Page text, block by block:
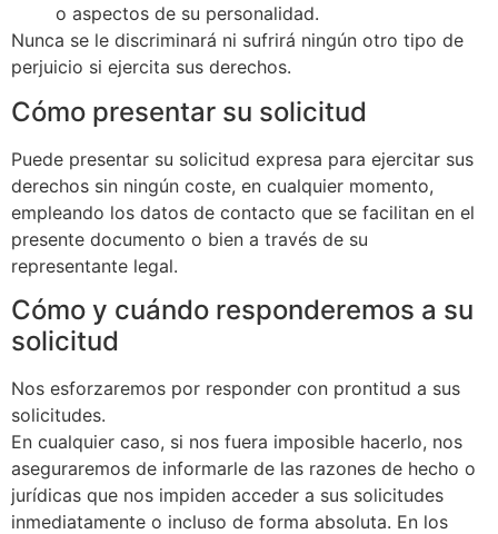
o aspectos de su personalidad.
Nunca se le discriminará ni sufrirá ningún otro tipo de
perjuicio si ejercita sus derechos.
Cómo presentar su solicitud
Puede presentar su solicitud expresa para ejercitar sus
derechos sin ningún coste, en cualquier momento,
empleando los datos de contacto que se facilitan en el
presente documento o bien a través de su
representante legal.
Cómo y cuándo responderemos a su
solicitud
Nos esforzaremos por responder con prontitud a sus
solicitudes.
En cualquier caso, si nos fuera imposible hacerlo, nos
aseguraremos de informarle de las razones de hecho o
jurídicas que nos impiden acceder a sus solicitudes
inmediatamente o incluso de forma absoluta. En los